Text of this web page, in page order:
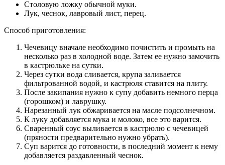
Столовую ложку обычной муки.
Лук, чеснок, лавровый лист, перец.
Способ приготовления:
Чечевицу вначале необходимо почистить и промыть на
несколько раз в холодной воде. Затем ее нужно замочить
в кастрюльке на сутки.
Через сутки вода сливается, крупа заливается
фильтрованной водой, и кастрюля ставится на плиту.
После закипания нужно к супу добавить немного перца
(горошком) и лаврушку.
Нарезанный лук обжаривается на масле подсолнечном.
К луку добавляется мука и молоко, все это варится.
Сваренный соус выливается в кастрюлю с чечевицей
(пряности предварительно нужно убрать).
Суп варится до готовности, в последний момент к нему
добавляется раздавленный чеснок.